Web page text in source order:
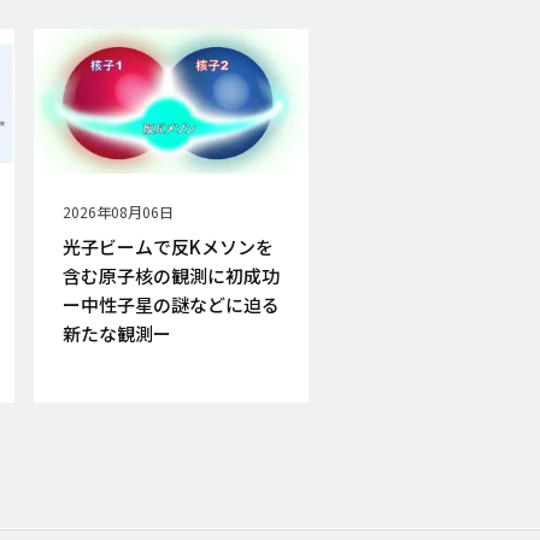
公
開
日
2026年08月06日
光子ビームで反Kメソンを
含む原子核の観測に初成功
ー中性子星の謎などに迫る
新たな観測ー